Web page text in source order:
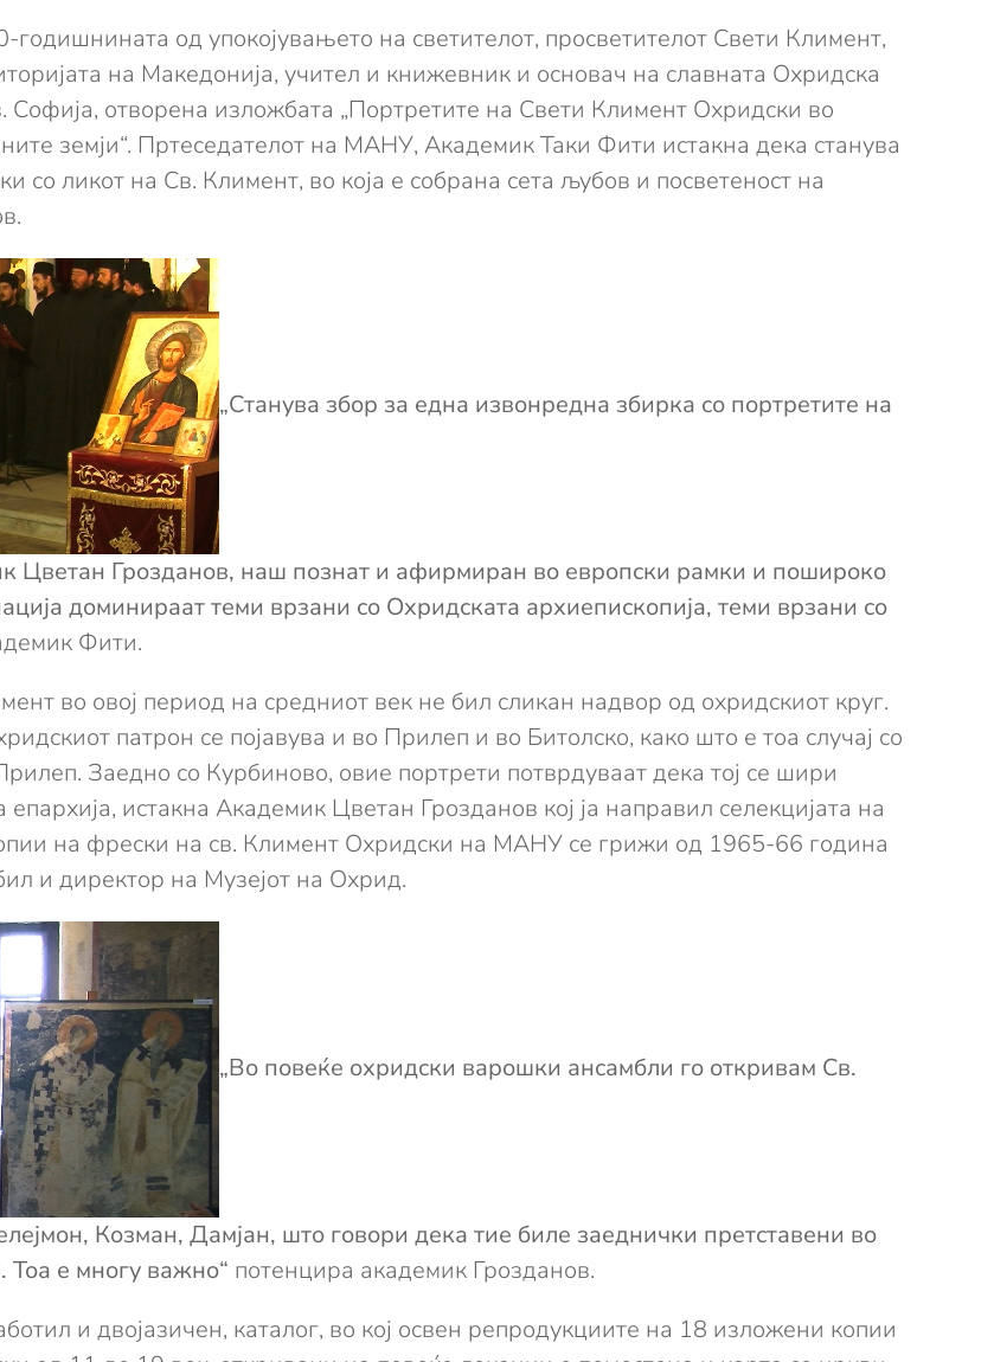
од упокојувањето на светителот, просветителот Свети Климент,
на Македонија, учител и книжевник и основач на славната Охридска
отворена изложбата „Портретите на Свети Климент Охридски во
земји“. Пртеседателот на МАНУ, Академик Таки Фити истакна дека станува
со ликот на Св. Климент, во која е собрана сета љубов и посветеност на
„Станува збор за една извонредна збирка со портретите на
Цветан Грозданов, наш познат и афирмиран во европски рамки и пошироко
доминираат теми врзани со Охридската архиепископија, теми врзани со
Фити.
во овој период на средниот век не бил сликан надвор од охридскиот круг.
патрон се појавува и во Прилеп и во Битолско, како што е тоа случај со
Заедно со Курбиново, овие портрети потврдуваат дека тој се шири
истакна Академик Цветан Грозданов кој ја направил селекцијата на
на фрески на св. Климент Охридски на МАНУ се грижи од 1965-66 година
и директор на Музејот на Охрид.
„Во повеќе охридски варошки ансамбли го откривам Св.
Козман, Дамјан, што говори дека тие биле заеднички претставени во
Тоа е многу важно“ потенцира академик Грозданов.
и двојазичен, каталог, во кој освен репродукциите на 18 изложени копии